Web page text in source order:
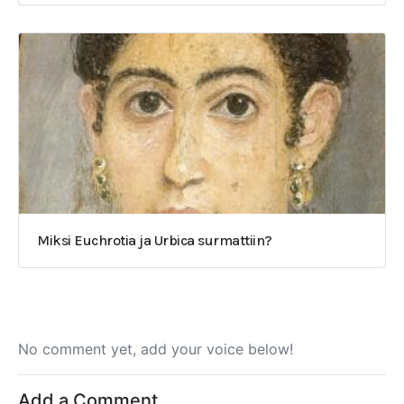
Miksi Euchrotia ja Urbica surmattiin?
No comment yet, add your voice below!